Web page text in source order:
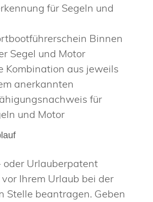
für Segeln und
Binnen
Segel und Motor
Kombination aus jeweils
anerkannten
für
und Motor
oder Urlauberpatent
vor Ihrem Urlaub bei der
Stelle beantragen. Geben